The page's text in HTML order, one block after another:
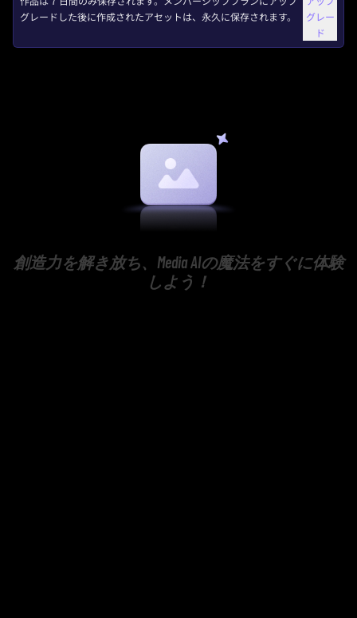
グレードした後に作成されたアセットは、永久に保存されます。
グレー
ド
創造力を解き放ち、Media AIの魔法をすぐに体験
しよう！